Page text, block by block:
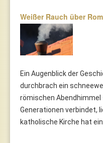
Weißer Rauch über
Ein Augenblick der
durchbrach ein
römischen
Generationen verbindet,
katholische Kirche hat